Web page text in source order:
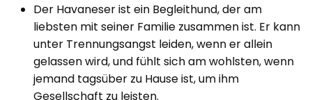
Der Havaneser ist ein Begleithund, der am
liebsten mit seiner Familie zusammen ist. Er kann
unter Trennungsangst leiden, wenn er allein
gelassen wird, und fühlt sich am wohlsten, wenn
jemand tagsüber zu Hause ist, um ihm
Gesellschaft zu leisten.